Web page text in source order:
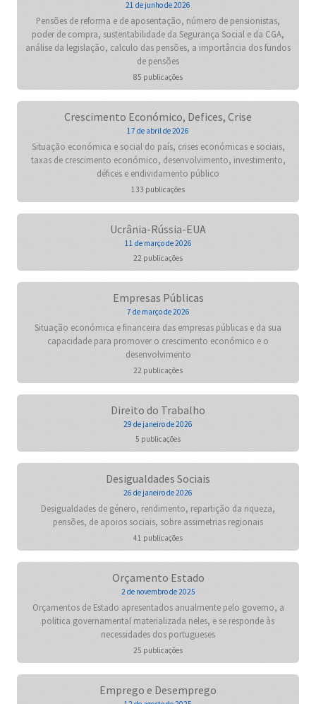
21 de junho de 2026
Pensões de reforma e de aposentação, número de pensionistas,
poder de compra, sustentabilidade da Segurança Social e da CGA,
análise da legislação, calculo das pensões, a importância dos fundos
de pensões
85 publicações
Crescimento Económico, Defices, Crise
17 de abril de 2026
Situação económica e social do país, crises económicas e sociais,
taxas de crescimento económico, desenvolvimento, investimento,
défices e endividamento público
133 publicações
Ucrânia-Rússia-EUA
11 de março de 2026
22 publicações
Empresas Públicas
7 de março de 2026
Situação económica e financeira das empresas públicas e da sua
capacidade para promover o crescimento económico e o
desenvolvimento
22 publicações
Direito do Trabalho
29 de janeiro de 2026
5 publicações
Desigualdades Sociais
26 de janeiro de 2026
Desigualdades de género, rendimento, repartição da riqueza,
pensões, de apoios sociais, sobre assimetrias regionais
41 publicações
Orçamento Estado
2 de novembro de 2025
Orçamentos de Estado apresentados anualmente pelo governo, a
politica governamental materializada neles, e se responde às
necessidades dos portugueses
25 publicações
Emprego e Desemprego